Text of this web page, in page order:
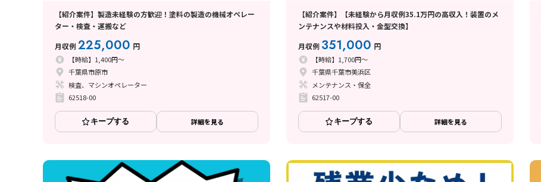
【紹介案件】製造未経験の方歓迎！塗料の製造の機械オペレー
ター・検査・運搬など
月収例225,000 円
【時給】1,400円～
千葉県市原市
検査、マシンオペレーター
62518-00
キープする 詳細を見る
【紹介案件】【未経験から月収例35.1万円の高収入！装置のメ
ンテナンスや材料投入・金型交換】
月収例 351,000 円
【時給】1,700円～
千葉県千葉市美浜区
メンテナンス・保全
62517-00
キープする 詳細を見る